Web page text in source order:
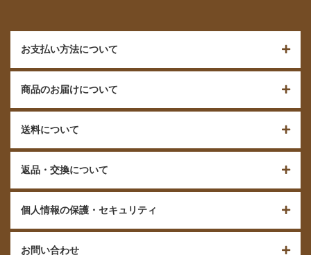
お支払い方法について
商品のお届けについて
送料について
返品・交換について
個人情報の保護・セキュリティ
お問い合わせ